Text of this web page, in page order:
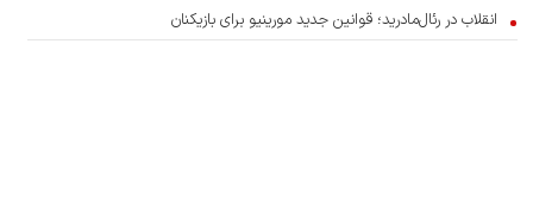
انقلاب در رئال‌مادرید؛ قوانین جدید مورینیو برای بازیکنان